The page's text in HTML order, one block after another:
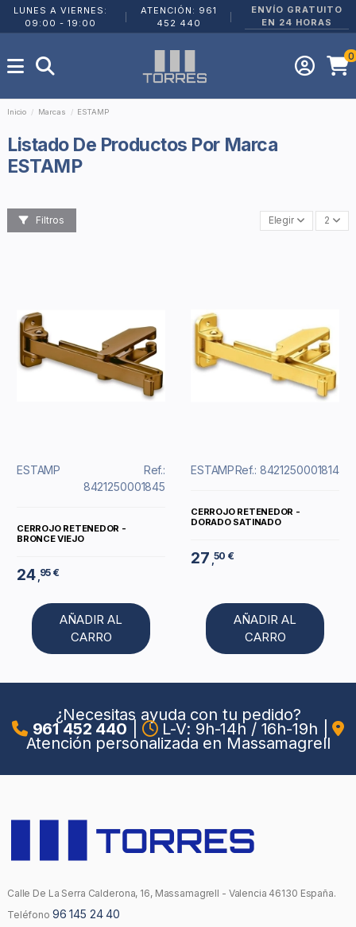
LUNES A VIERNES:
09:00 - 19:00
ATENCIÓN: 961
452 440
ENVÍO GRATUITO
EN 24 HORAS
0
Inicio Marcas ESTAMP
Listado De Productos Por Marca
ESTAMP
Filtros Elegir 2
ESTAMP
Ref.:
8421250001845
CERROJO RETENEDOR -
BRONCE VIEJO
24 95 €
AÑADIR AL
CARRO
ESTAMPRef.: 8421250001814
CERROJO RETENEDOR -
DORADO SATINADO
27 ,50 €
AÑADIR AL
CARRO
¿Necesitas ayuda con tu pedido?
961 452 440 L-V: 9h-14h / 16h-19h
Atención personalizada en Massamagrell
Calle De La Serra Calderona, 16, Massamagrell - Valencia 46130 España.
Teléfono 96 145 24 40